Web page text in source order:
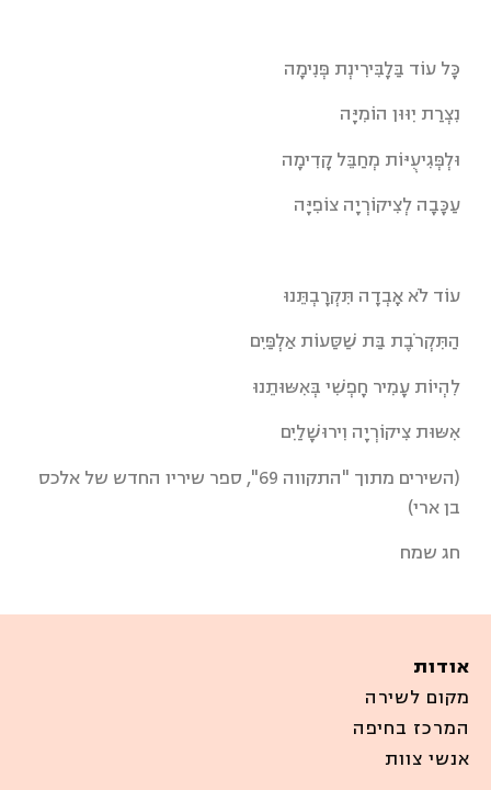
כָּל עוֹד בַּלָבִּירִינְת פְּנִימָה
נִצְרַת יִוּוּן הוֹמִיָּה
וּלְפְּגִיעֻיּוֹת מְחַבֵּל קָדִימָה
עַכָּבָה לְצִיקוֹרְיָה צוֹפִיָּה
עוֹד לֹא אָבְדָה תִּקְרָבְתֵּנוּ
הַתִּקְרֹבֶת בַּת שַׁסַּעוֹת אַלְפַּיִם
לִהְיוֹת עָמִיר חָפְשִׁי בְּאִשּוּתֵנוּ
אִשּוּת צִיקוֹרְיָה וִירוּשָׁלַיִם
(השירים מתוך "התקווה 69", ספר שיריו החדש של אלכס
בן ארי)
חג שמח
אודות
מקום לשירה
המרכז בחיפה
אנשי צוות